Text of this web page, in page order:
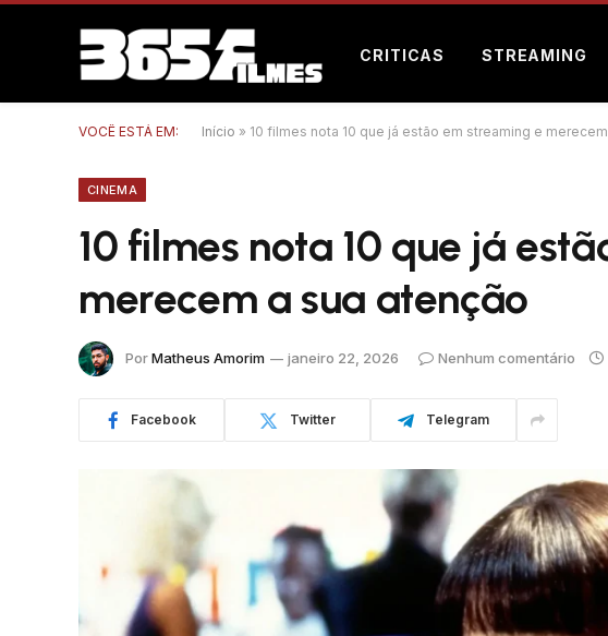
CRITICAS STREAMING
VOCÊ ESTÁ EM: Início » 10 filmes nota 10 que já estão em streaming e
CINEMA
10 filmes nota 10 que já
merecem a sua atenção
PorMatheus Amorim janeiro 22, 2026 Nenhum comentário
Facebook Twitter Telegram